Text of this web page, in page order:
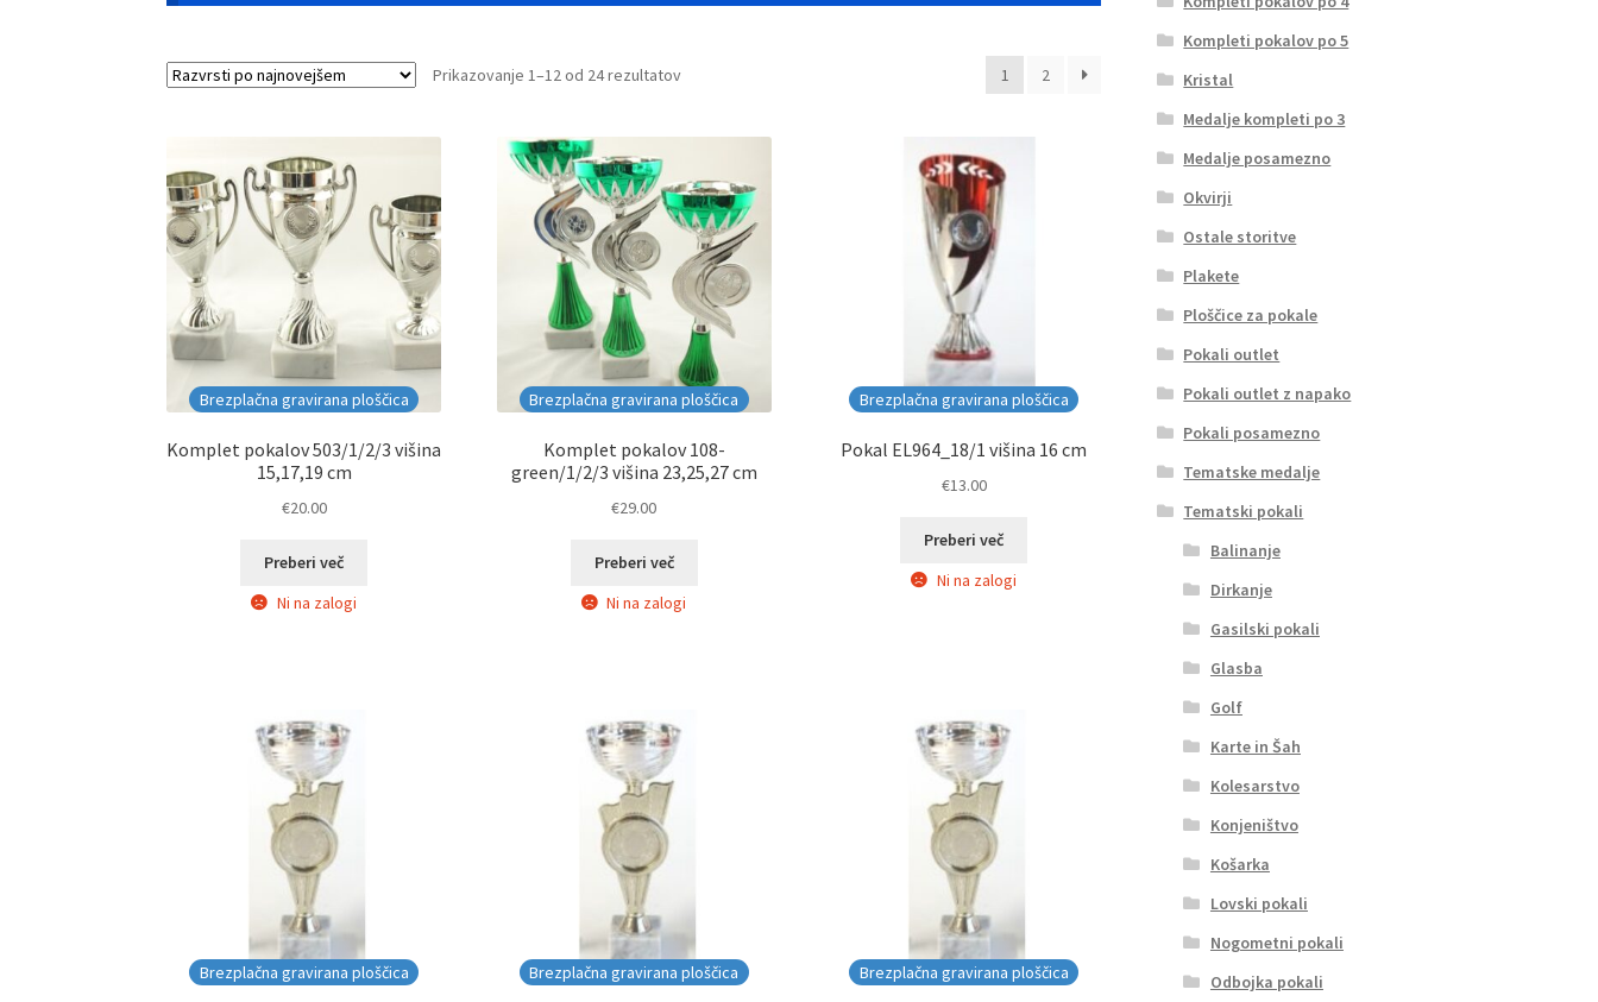
Prikazovanje 1–12 od 24 rezultatovRazvrščeno
1 2
Brezplačna gravirana ploščica
Komplet pokalov 503/1/2/3 višina
15,17,19 cm
€20.00
Preberi več
Ni na zalogi
Brezplačna gravirana ploščica
Komplet pokalov 108-
green/1/2/3 višina 23,25,27 cm
€29.00
Preberi več
Ni na zalogi
Brezplačna gravirana ploščica
Pokal EL964_18/1 višina 16 cm
€13.00
Preberi več
Ni na zalogi
Brezplačna gravirana ploščica Brezplačna gravirana ploščica Brezplačna gravirana ploščica
Kompleti pokalov po 5
Kristal
Medalje kompleti po 3
Medalje posamezno
Okvirji
Ostale storitve
Plakete
Ploščice za pokale
Pokali outlet
Pokali outlet z napako
Pokali posamezno
Tematske medalje
Tematski pokali
Balinanje
Dirkanje
Gasilski pokali
Glasba
Golf
Karte in Šah
Kolesarstvo
Konjeništvo
Košarka
Lovski pokali
Nogometni pokali
Odbojka pokali